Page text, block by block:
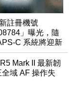
註冊機號
」曝光，隨
C 系統將迎新
Mark II 最新韌
域 AF 操作失